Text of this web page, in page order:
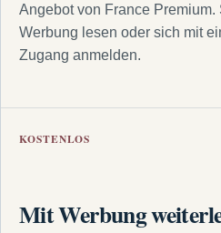
Angebot von France
Werbung lesen oder sich mit
Zugang anmelden.
KOSTENLOS
Mit Werbung